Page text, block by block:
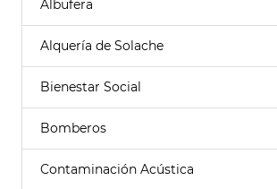
Albufera
Alquería de Solache
Bienestar Social
Bomberos
Contaminación Acústica